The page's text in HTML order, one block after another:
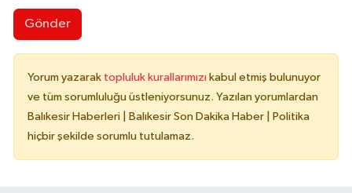
Gönder
Yorum yazarak topluluk kurallarımızı kabul etmiş bulunuyor
ve tüm sorumluluğu üstleniyorsunuz. Yazılan yorumlardan
Balıkesir Haberleri | Balıkesir Son Dakika Haber | Politika
hiçbir şekilde sorumlu tutulamaz.